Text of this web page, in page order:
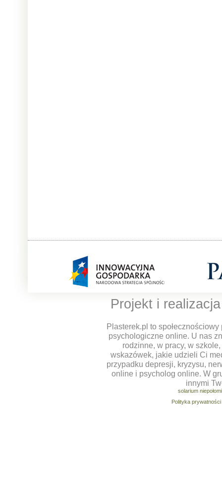
Projekt i
Plasterek.pl to
psychologiczne online. U nas
rodzinne, w pracy, w
wskazówek, jakie udzieli Ci
przypadku depresji, kryzysu,
online i psycholog online. W
innymi
solarium
Polityka prywatności